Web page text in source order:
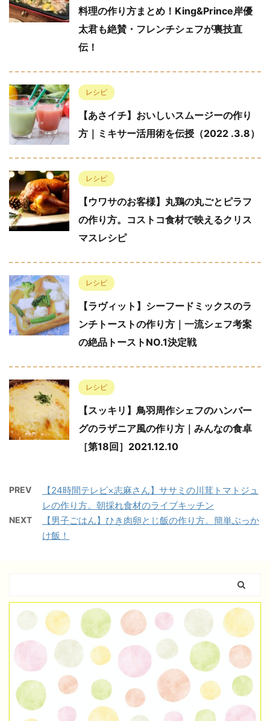
料理の作り方まとめ！King&Prince岸優
太君も絶賛・フレンチシェフが裏技直
伝！
レシピ
【あさイチ】おいしいスムージーの作り
方｜ミキサー活用術を伝授（2022 .3.8）
レシピ
【ウワサのお客様】丸鶏の丸ごとピラフ
の作り方。コストコ食材で映えるクリス
マスレシピ
レシピ
【ラヴィット】シーフードミックスのラ
ンチトーストの作り方｜一流シェフ考案
の絶品トーストNO.1決定戦
レシピ
【スッキリ】鳥羽周作シェフのハンバー
グのラザニア風の作り方｜みんなの食卓
［第18回］2021.12.10
PREV
【24時間テレビ×志麻さん】ササミの川茸トマトジュ
レの作り方。朝採れ食材のライブキッチン
NEXT
【男子ごはん】ひき肉卵とじ飯の作り方。簡単ぶっか
け飯！